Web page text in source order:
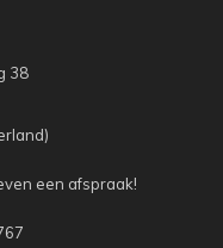
38
een afspraak!